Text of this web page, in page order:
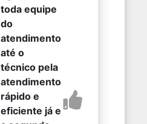
toda equipe
do
atendimento
até o
técnico pela
atendimento
rápido e
eficiente já e